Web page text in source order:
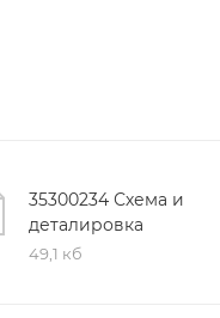
35300234 Схема и
деталировка
49,1 кб